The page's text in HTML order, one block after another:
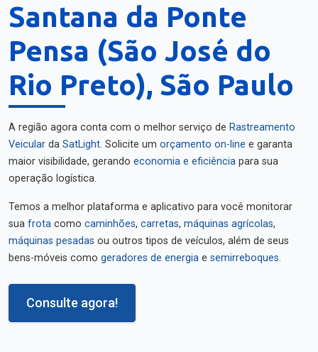
Santana da Ponte
Pensa (São José do
Rio Preto), São Paulo
A região agora conta com o melhor serviço de Rastreamento
Veicular da SatLight. Solicite um orçamento on-line e garanta
maior visibilidade, gerando economia e eficiência para sua
operação logística.
Temos a melhor plataforma e aplicativo para você monitorar
sua frota como caminhões, carretas, máquinas agrícolas,
máquinas pesadas ou outros tipos de veículos, além de seus
bens-móveis como geradores de energia e semirreboques.
Consulte agora!